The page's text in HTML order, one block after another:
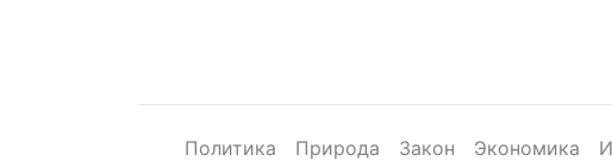
Политика Природа Закон Экономика